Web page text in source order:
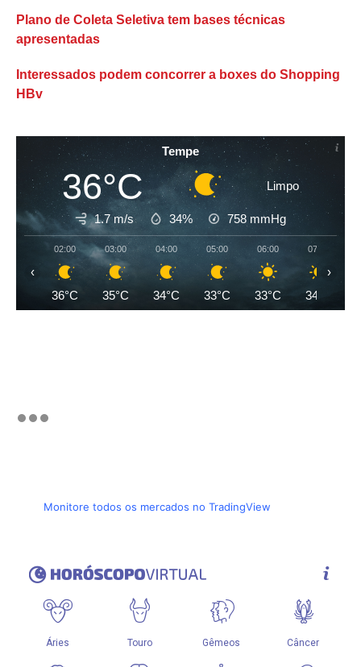
Plano de Coleta Seletiva tem bases técnicas
apresentadas
Interessados podem concorrer a boxes do Shopping
HBv
Tempe
36°C Limpo
1.7 m/s 34% 758 mmHg
02:00
36°C
03:00
35°C
04:00
34°C
05:00
33°C
06:00
33°C
07:00
34°C
‹ ›
Monitore todos os mercados no TradingView